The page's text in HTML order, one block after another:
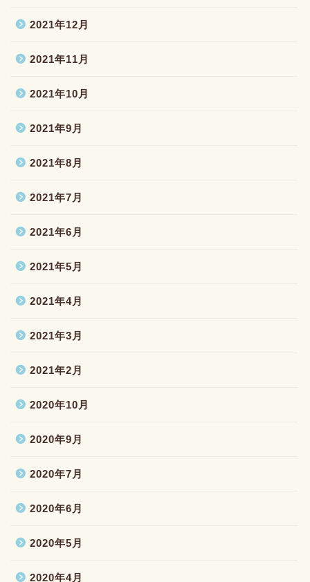
2021年12月
2021年11月
2021年10月
2021年9月
2021年8月
2021年7月
2021年6月
2021年5月
2021年4月
2021年3月
2021年2月
2020年10月
2020年9月
2020年7月
2020年6月
2020年5月
2020年4月